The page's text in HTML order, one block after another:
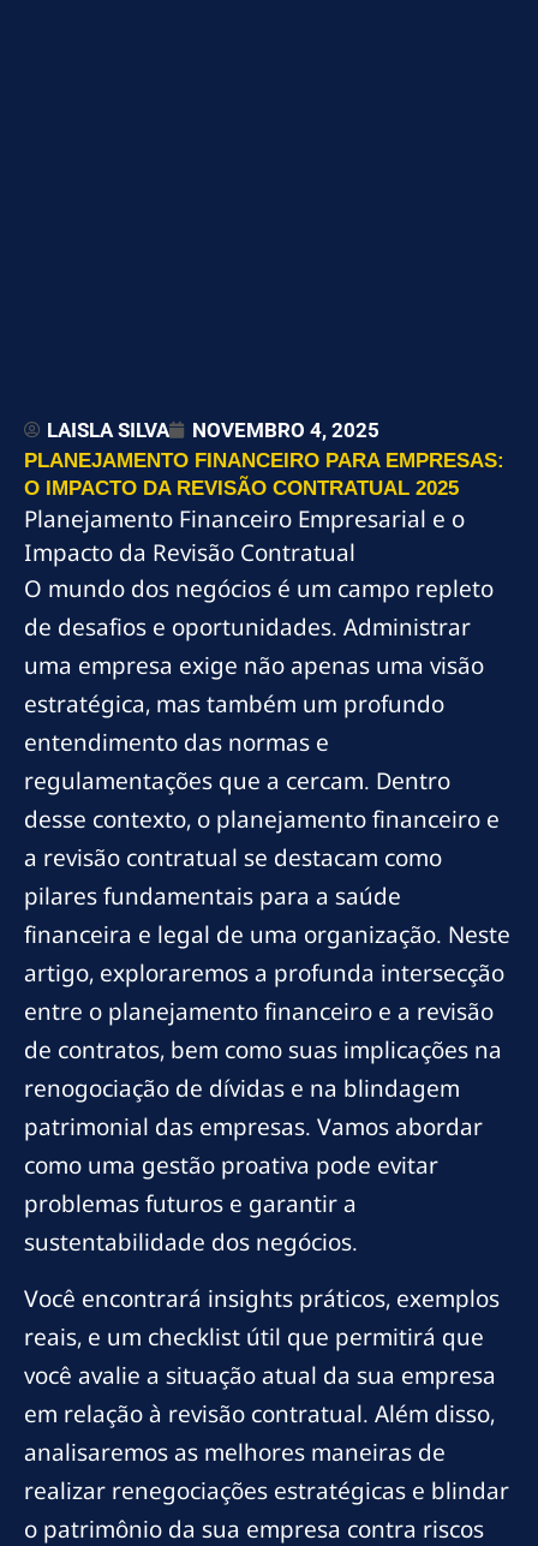
LAISLA SILVA NOVEMBRO 4, 2025
PLANEJAMENTO FINANCEIRO PARA EMPRESAS:
O IMPACTO DA REVISÃO CONTRATUAL 2025
Planejamento Financeiro Empresarial e o
Impacto da Revisão Contratual
O mundo dos negócios é um campo repleto
de desafios e oportunidades. Administrar
uma empresa exige não apenas uma visão
estratégica, mas também um profundo
entendimento das normas e
regulamentações que a cercam. Dentro
desse contexto, o planejamento financeiro e
a revisão contratual se destacam como
pilares fundamentais para a saúde
financeira e legal de uma organização. Neste
artigo, exploraremos a profunda intersecção
entre o planejamento financeiro e a revisão
de contratos, bem como suas implicações na
renogociação de dívidas e na blindagem
patrimonial das empresas. Vamos abordar
como uma gestão proativa pode evitar
problemas futuros e garantir a
sustentabilidade dos negócios.
Você encontrará insights práticos, exemplos
reais, e um checklist útil que permitirá que
você avalie a situação atual da sua empresa
em relação à revisão contratual. Além disso,
analisaremos as melhores maneiras de
realizar renegociações estratégicas e blindar
o patrimônio da sua empresa contra riscos